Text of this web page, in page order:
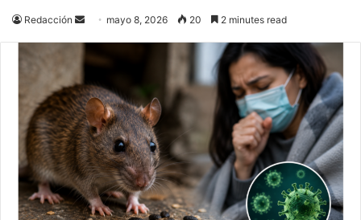
Redacción
Send
email
mayo 8, 2026 20 2 minutes read